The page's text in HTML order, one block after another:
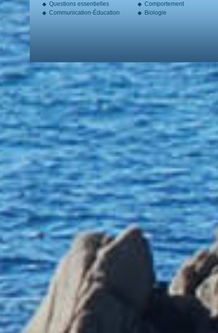
Questions essentielles
Communication-Éducation
Comportement
Biologie